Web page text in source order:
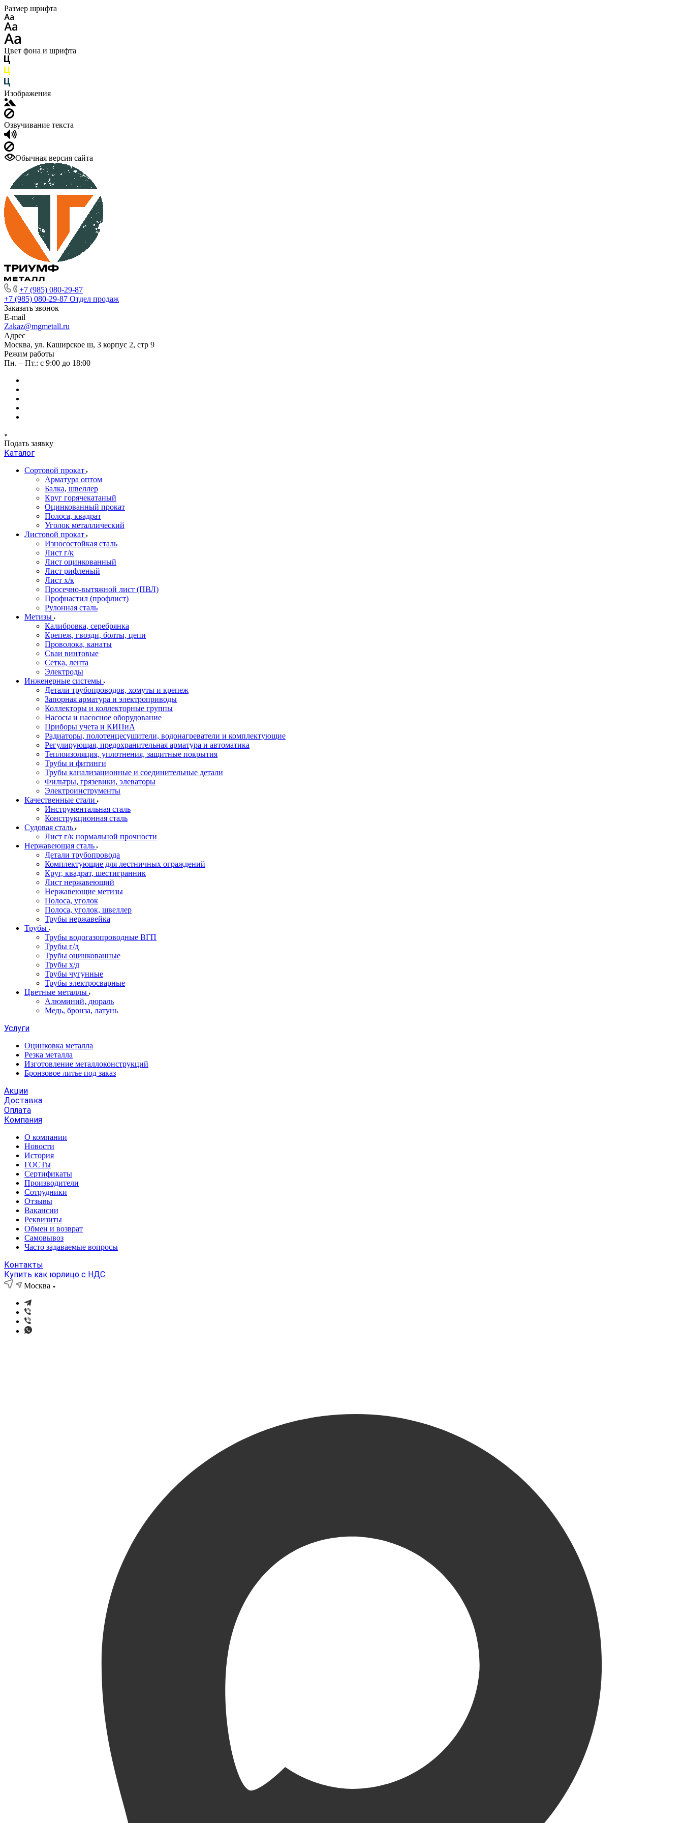
Размер шрифта
Цвет фона и шрифта
Изображения
Озвучивание текста
Обычная версия сайта
+7 (985) 080-29-87
+7 (985) 080-29-87 Отдел продаж
Заказать звонок
E-mail
Zakaz@mgmetall.ru
Адрес
Москва, ул. Каширское ш, 3 корпус 2, стр 9
Режим работы
Пн. – Пт.: с 9:00 до 18:00
Подать заявку
Каталог
Сортовой прокат
Арматура оптом
Балка, швеллер
Круг горячекатаный
Оцинкованный прокат
Полоса, квадрат
Уголок металлический
Листовой прокат
Износостойкая сталь
Лист г/к
Лист оцинкованный
Лист рифленый
Лист х/к
Просечно-вытяжной лист (ПВЛ)
Профнастил (профлист)
Рулонная сталь
Метизы
Калибровка, серебрянка
Крепеж, гвозди, болты, цепи
Проволока, канаты
Сваи винтовые
Сетка, лента
Электроды
Инженерные системы
Детали трубопроводов, хомуты и крепеж
Запорная арматура и электроприводы
Коллекторы и коллекторные группы
Насосы и насосное оборудование
Приборы учета и КИПиА
Радиаторы, полотенцесушители, водонагреватели и комплектующие
Регулирующая, предохранительная арматура и автоматика
Теплоизоляция, уплотнения, защитные покрытия
Трубы и фитинги
Трубы канализационные и соединительные детали
Фильтры, грязевики, элеваторы
Электроинструменты
Качественные стали
Инструментальная сталь
Конструкционная сталь
Судовая сталь
Лист г/к нормальной прочности
Нержавеющая сталь
Детали трубопровода
Комплектующие для лестничных ограждений
Круг, квадрат, шестигранник
Лист нержавеющий
Нержавеющие метизы
Полоса, уголок
Полоса, уголок, швеллер
Трубы нержавейка
Трубы
Трубы водогазопроводные ВГП
Трубы г/д
Трубы оцинкованные
Трубы х/д
Трубы чугунные
Трубы электросварные
Цветные металлы
Алюминий, дюраль
Медь, бронза, латунь
Услуги
Оцинковка металла
Резка металла
Изготовление металлоконструкций
Бронзовое литье под заказ
Акции
Доставка
Оплата
Компания
О компании
Новости
История
ГОСТы
Сертификаты
Производители
Сотрудники
Отзывы
Вакансии
Реквизиты
Обмен и возврат
Самовывоз
Часто задаваемые вопросы
Контакты
Купить как юрлицо с НДС
Москва